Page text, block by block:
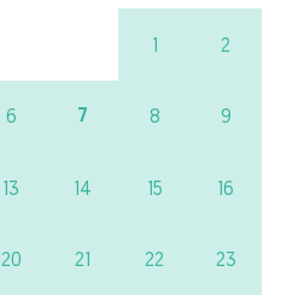
1 2
6 7 8 9
13 14 15 16
20 21 22 23